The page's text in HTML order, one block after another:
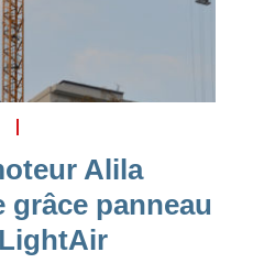
Alila
grâce panneau